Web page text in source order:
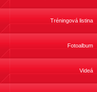
Tréningová listina
Fotoalbum
Videá